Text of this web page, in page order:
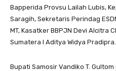
Bapperida Provsu Lailah Lubis,
Saragih, Sekretaris Perindag
MT, Kasatker BBPJN Devi Alcitra
Sumatera I Aditya Widya Pradipra.
Bupati Samosir Vandiko T.